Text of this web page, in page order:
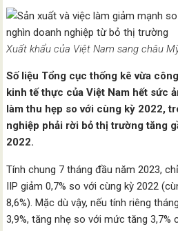
Xuất khẩu của Việt Nam sang châu
Số liệu Tổng cục thống kê vừa
kinh tế thực của Việt Nam hết sức
làm thu hẹp so với cùng kỳ 2022,
nghiệp phải rời bỏ thị trường tăng
2022.
Tính chung 7 tháng đầu năm 2023,
IIP giảm 0,7% so với cùng kỳ 2022
8,6%). Mặc dù vậy, nếu tính riêng
3,9%, tăng nhẹ so với mức tăng 3,7%